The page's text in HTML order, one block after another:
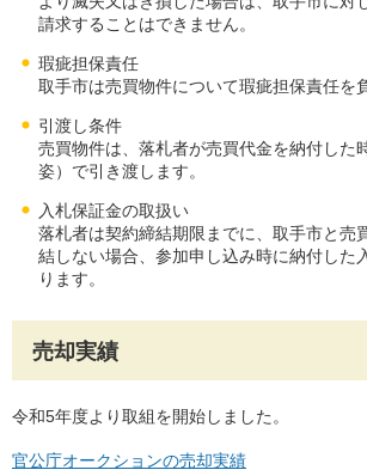
請求することはできません。
瑕疵担保責任
取手市は売買物件について瑕疵担保責任を
引渡し条件
売買物件は、落札者が売買代金を納付した
姿）で引き渡します。
入札保証金の取扱い
落札者は契約締結期限までに、取手市と売
結しない場合、参加申し込み時に納付した
ります。
売却実績
令和5年度より取組を開始しました。
官公庁オークションの売却実績